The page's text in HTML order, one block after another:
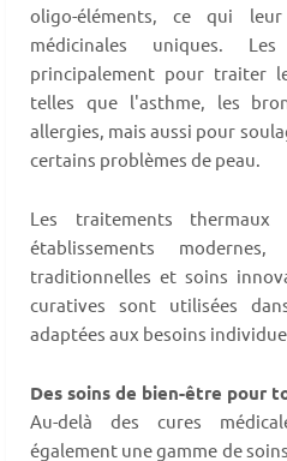
oligo-éléments, ce qui
médicinales uniques.
principalement pour traiter
telles que l'asthme, les
allergies, mais aussi pour
certains problèmes de peau.
Les traitements
établissements
traditionnelles et soins
curatives sont utilisées
adaptées aux besoins
Des soins de bien-être pour
Au-delà des cures
également une gamme de